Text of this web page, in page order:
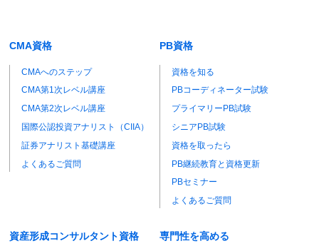
CMA資格
CMAへのステップ
CMA第1次レベル講座
CMA第2次レベル講座
国際公認投資アナリスト（CIIA）
証券アナリスト基礎講座
よくあるご質問
PB資格
資格を知る
PBコーディネーター試験
プライマリーPB試験
シニアPB試験
資格を取ったら
PB継続教育と資格更新
PBセミナー
よくあるご質問
資産形成コンサルタント資格 専門性を高める